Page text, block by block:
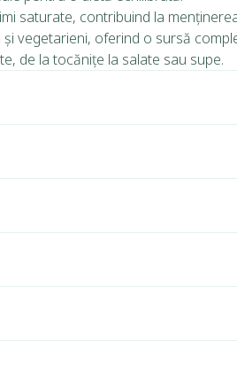
saturate, contribuind la
vegetarieni, oferind o sursă
de la tocănițe la salate sau supe.